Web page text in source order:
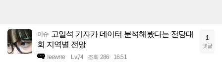
이슈 고일석 기자가 데이터 분석해봤다는 전당대
회 지역별 전망
Ieewrre Lv.74 조회 286 16:51
1
댓글